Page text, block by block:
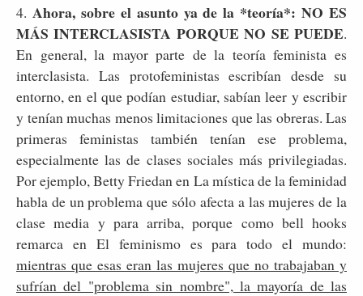
4. Ahora, sobre el asunto ya de la *teoría*: NO ES
MÁS INTERCLASISTA PORQUE NO SE PUEDE.
En general, la mayor parte de la teoría feminista es
interclasista. Las protofeministas escribían desde su
entorno, en el que podían estudiar, sabían leer y escribir
y tenían muchas menos limitaciones que las obreras. Las
primeras feministas también tenían ese problema,
especialmente las de clases sociales más privilegiadas.
Por ejemplo, Betty Friedan en La mística de la feminidad
habla de un problema que sólo afecta a las mujeres de la
clase media y para arriba, porque como bell hooks
remarca en El feminismo es para todo el mundo:
mientras que esas eran las mujeres que no trabajaban y
sufrían del "problema sin nombre", la mayoría de las